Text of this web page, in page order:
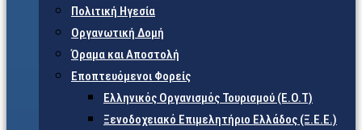
Πολιτική Ηγεσία
Οργανωτική Δομή
Όραμα και Αποστολή
Εποπτευόμενοι Φορείς
Eλληνικός Οργανισμός Τουρισμού (Ε.Ο.Τ)
Ξενοδοχειακό Επιμελητήριο Ελλάδος (Ξ.Ε.Ε.)